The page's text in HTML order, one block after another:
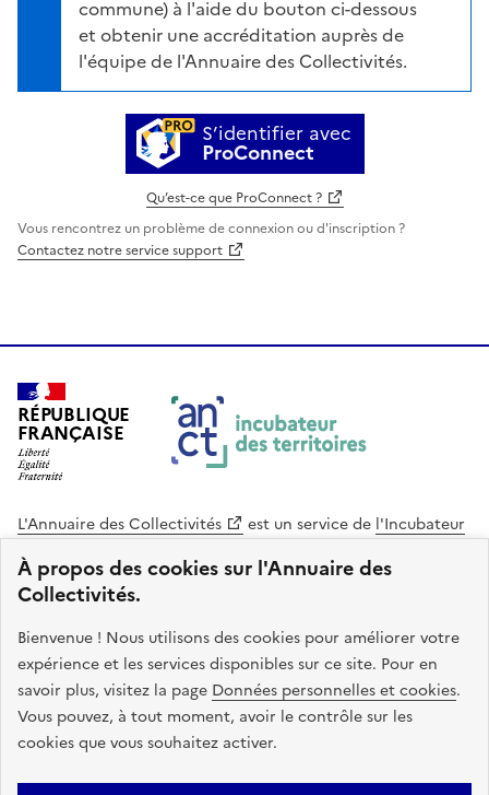
À propos des cookies sur l'Annuaire des
Collectivités.
Bienvenue ! Nous utilisons des cookies pour améliorer votre
expérience et les services disponibles sur ce site. Pour en
savoir plus, visitez la page Données personnelles et cookies.
Vous pouvez, à tout moment, avoir le contrôle sur les
cookies que vous souhaitez activer.
commune) à l'aide du bouton ci-dessous
et obtenir une accréditation auprès de
l'équipe de l'Annuaire des Collectivités.
S’identifier avec
ProConnect
Qu’est-ce que ProConnect ?
Vous rencontrez un problème de connexion ou d'inscription ?
Contactez notre service support
RÉPUBLIQUE
FRANÇAISE
L'Annuaire des Collectivités est un service de l'Incubateur
Cohésion des Territoires
. Le code source de ce site web
est disponible en licence libre. Le design de ce site est conçu
avec le système de design de l’État.
legifrance.gouv.fr
info.gouv.fr
service-public.gouv.fr
data.gouv.fr
Plan du site Accessibilite : non conforme Mentions légales